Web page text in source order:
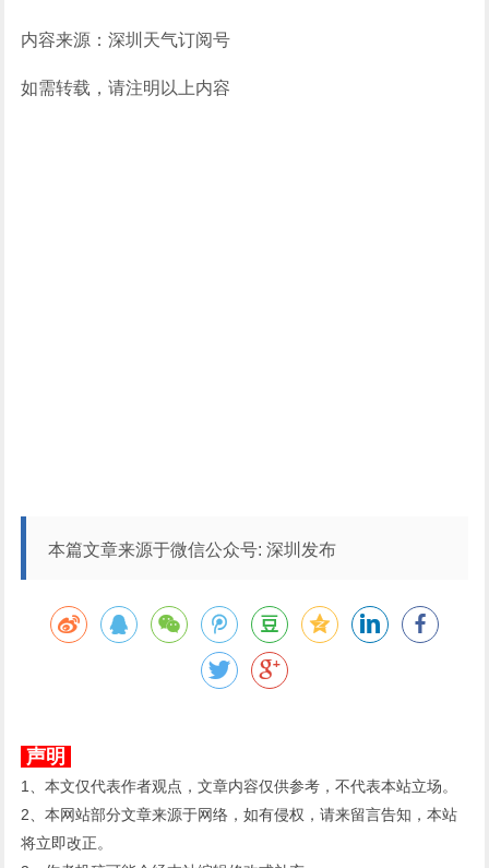
内容来源：深圳天气订阅号
如需转载，请注明以上内容
本篇文章来源于微信公众号: 深圳发布
声明
1、本文仅代表作者观点，文章内容仅供参考，不代表本站立场。
2、本网站部分文章来源于网络，如有侵权，请来留言告知，本站
将立即改正。